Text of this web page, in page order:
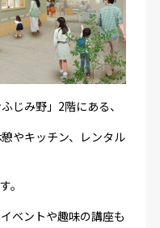
じみ野」2階にある、
やキッチン、レンタル
。
ベントや趣味の講座も